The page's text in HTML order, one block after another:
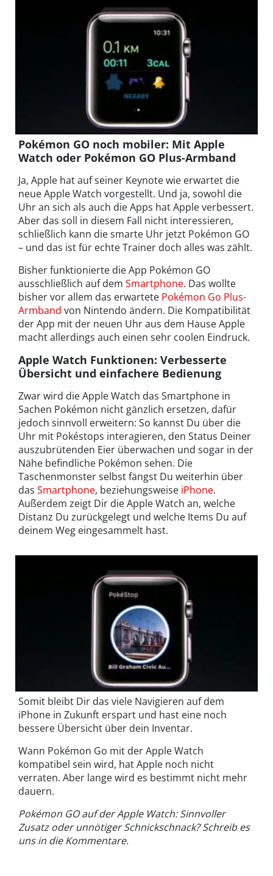
Pokémon GO noch mobiler: Mit Apple
Watch oder Pokémon GO Plus-Armband
Ja, Apple hat auf seiner Keynote wie erwartet die
neue Apple Watch vorgestellt. Und ja, sowohl die
Uhr an sich als auch die Apps hat Apple verbessert.
Aber das soll in diesem Fall nicht interessieren,
schließlich kann die smarte Uhr jetzt Pokémon GO
– und das ist für echte Trainer doch alles was zählt.
Bisher funktionierte die App Pokémon GO
ausschließlich auf dem Smartphone. Das wollte
bisher vor allem das erwartete Pokémon Go Plus-
Armband von Nintendo ändern. Die Kompatibilität
der App mit der neuen Uhr aus dem Hause Apple
macht allerdings auch einen sehr coolen Eindruck.
Apple Watch Funktionen: Verbesserte
Übersicht und einfachere Bedienung
Zwar wird die Apple Watch das Smartphone in
Sachen Pokémon nicht gänzlich ersetzen, dafür
jedoch sinnvoll erweitern: So kannst Du über die
Uhr mit Pokéstops interagieren, den Status Deiner
auszubrütenden Eier überwachen und sogar in der
Nähe befindliche Pokémon sehen. Die
Taschenmonster selbst fängst Du weiterhin über
das Smartphone, beziehungsweise iPhone.
Außerdem zeigt Dir die Apple Watch an, welche
Distanz Du zurückgelegt und welche Items Du auf
deinem Weg eingesammelt hast.
Somit bleibt Dir das viele Navigieren auf dem
iPhone in Zukunft erspart und hast eine noch
bessere Übersicht über dein Inventar.
Wann Pokémon Go mit der Apple Watch
kompatibel sein wird, hat Apple noch nicht
verraten. Aber lange wird es bestimmt nicht mehr
dauern.
Pokémon GO auf der Apple Watch: Sinnvoller
Zusatz oder unnötiger Schnickschnack? Schreib es
uns in die Kommentare.